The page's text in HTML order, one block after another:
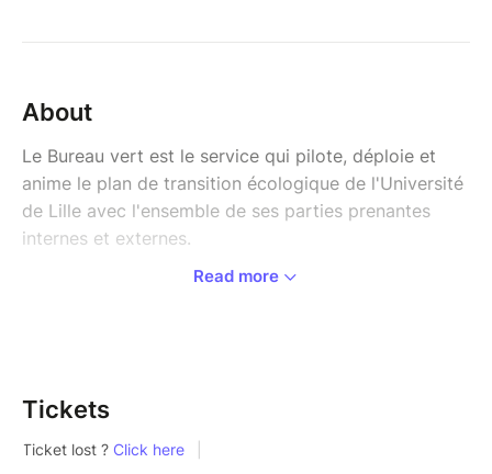
About
Le Bureau vert est le service qui pilote, déploie et
anime le plan de transition écologique de l'Université
de Lille avec l'ensemble de ses parties prenantes
internes et externes.
Clot.
Le Climate Sense est une expérience immersive
Read more
Tickets